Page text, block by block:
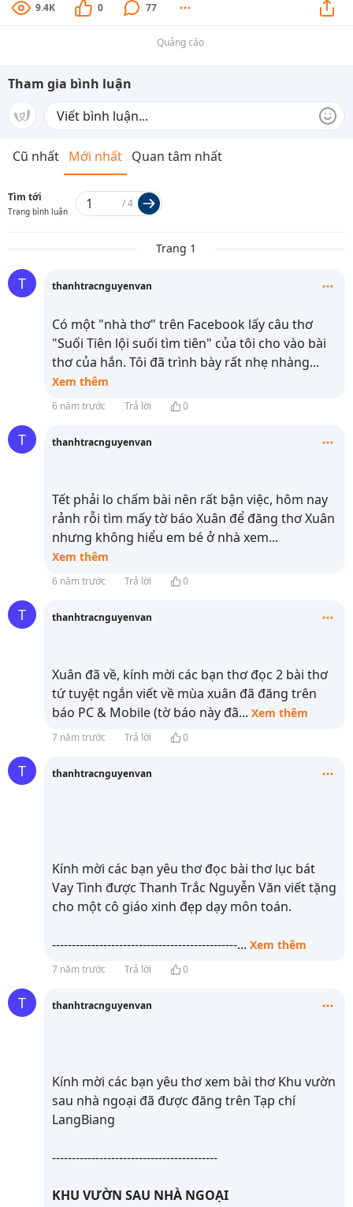
9.4K 0 77
Quảng cáo
Tham gia bình luận
Cũ nhất Mới nhất Quan tâm nhất
Tìm tới
Trang bình luận
/4
Trang 1
T thanhtracnguyenvan
Có một "nhà thơ" trên Facebook lấy câu thơ
"Suối Tiên lội suối tìm tiên" của tôi cho vào bài
thơ của hắn. Tôi đã trình bày rất nhẹ nhàng...
Xem thêm
6 năm trước Trả lời 0
T thanhtracnguyenvan
Tết phải lo chấm bài nên rất bận việc, hôm nay
rảnh rỗi tìm mấy tờ báo Xuân để đăng thơ Xuân
nhưng không hiểu em bé ở nhà xem...
Xem thêm
6 năm trước Trả lời 0
T thanhtracnguyenvan
Xuân đã về, kính mời các bạn thơ đọc 2 bài thơ
tứ tuyệt ngắn viết về mùa xuân đã đăng trên
báo PC & Mobile (tờ báo này đã... Xem thêm
7 năm trước Trả lời 0
T thanhtracnguyenvan
Kính mời các bạn yêu thơ đọc bài thơ lục bát
Vay Tình được Thanh Trắc Nguyễn Văn viết tặng
cho một cô giáo xinh đẹp dạy môn toán.
-----------------------------------------------... Xem thêm
7 năm trước Trả lời 0
T thanhtracnguyenvan
Kính mời các bạn yêu thơ xem bài thơ Khu vườn
sau nhà ngoại đã được đăng trên Tạp chí
LangBiang
------------------------------------------
KHU VƯỜN SAU NHÀ NGOẠI